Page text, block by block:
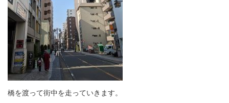
橋を渡って街中を走っていきます。